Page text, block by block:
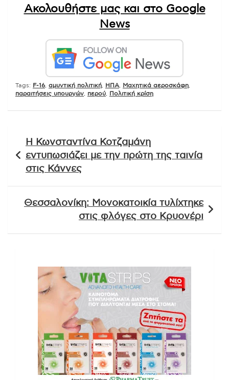
Ακολουθήστε μας και στο Google
News
Tags: F-16, αμυντική πολιτική ΗΠΑ Μαχητικά αεροσκάφη
παραιτήσεις υπουργών
περού Πολιτική κρίση
άρθρων
Η Κωνσταντίνα Κοτζαμάνη
εντυπωσιάζει με την πρώτη της ταινία
στις Κάννες
Θεσσαλονίκη: Μονοκατοικία τυλίχτηκε
στις φλόγες στο Κρυονέρι